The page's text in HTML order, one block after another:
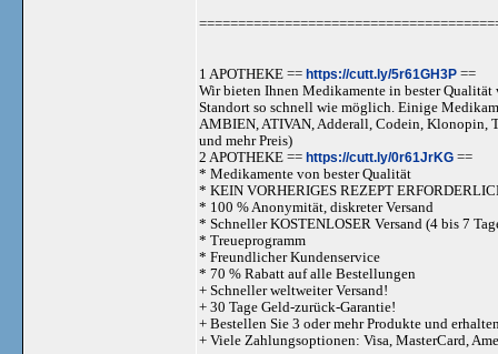
1 APOTHEKE == https://cutt.ly/5r61GH3P ==
Wir bieten Ihnen Medikamente in bester
Standort so schnell wie möglich. Einige
AMBIEN, ATIVAN, Adderall, Codein, Klonopin,
und mehr Preis)
2 APOTHEKE == https://cutt.ly/0r61JrKG ==
* Medikamente von bester Qualität
* KEIN VORHERIGES REZEPT
* 100 % Anonymität, diskreter Versand
* Schneller KOSTENLOSER Versand (4 bis 7
* Treueprogramm
* Freundlicher Kundenservice
* 70 % Rabatt auf alle Bestellungen
+ Schneller weltweiter Versand!
+ 30 Tage Geld-zurück-Garantie!
+ Bestellen Sie 3 oder mehr Produkte und
+ Viele Zahlungsoptionen: Visa, MasterCard,